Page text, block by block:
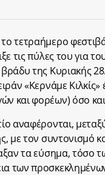
τετραήμερο
τις πύλες του για
της Κυριακής
«Κερνάμε
και φορέων) όσο
αναφέρονται,
με τον συντονισμό
τα εύσημα, τόσο
των